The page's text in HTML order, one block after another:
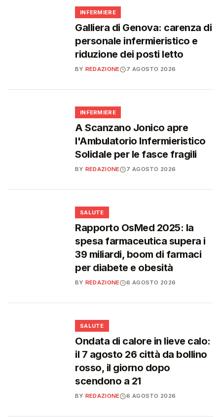
INFERMIERE
Galliera di Genova: carenza di
personale infermieristico e
riduzione dei posti letto
BY REDAZIONE 7 AGOSTO 2026
INFERMIERE
A Scanzano Jonico apre
l'Ambulatorio Infermieristico
Solidale per le fasce fragili
BY REDAZIONE 7 AGOSTO 2026
SALUTE
Rapporto OsMed 2025: la
spesa farmaceutica supera i
39 miliardi, boom di farmaci
per diabete e obesità
BY REDAZIONE 6 AGOSTO 2026
SALUTE
Ondata di calore in lieve calo:
il 7 agosto 26 città da bollino
rosso, il giorno dopo
scendono a 21
BY REDAZIONE 6 AGOSTO 2026